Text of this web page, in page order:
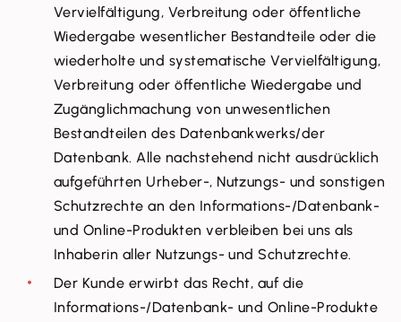
Vervielfältigung, Verbreitung oder öffentliche
Wiedergabe wesentlicher Bestandteile oder die
wiederholte und systematische Vervielfältigung,
Verbreitung oder öffentliche Wiedergabe und
Zugänglichmachung von unwesentlichen
Bestandteilen des Datenbankwerks/der
Datenbank. Alle nachstehend nicht ausdrücklich
aufgeführten Urheber-, Nutzungs- und sonstigen
Schutzrechte an den Informations-/Datenbank-
und Online-Produkten verbleiben bei uns als
Inhaberin aller Nutzungs- und Schutzrechte.
Der Kunde erwirbt das Recht, auf die
Informations-/Datenbank- und Online-Produkte